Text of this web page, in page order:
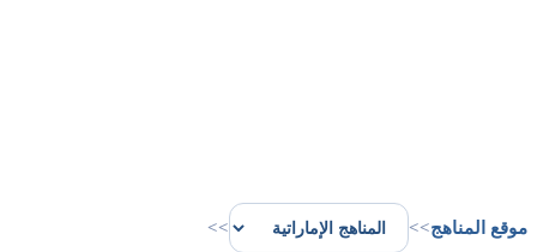
موقع المناهج>>
>>